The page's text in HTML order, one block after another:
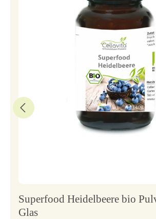
Superfood Heidelbeere bio
Glas